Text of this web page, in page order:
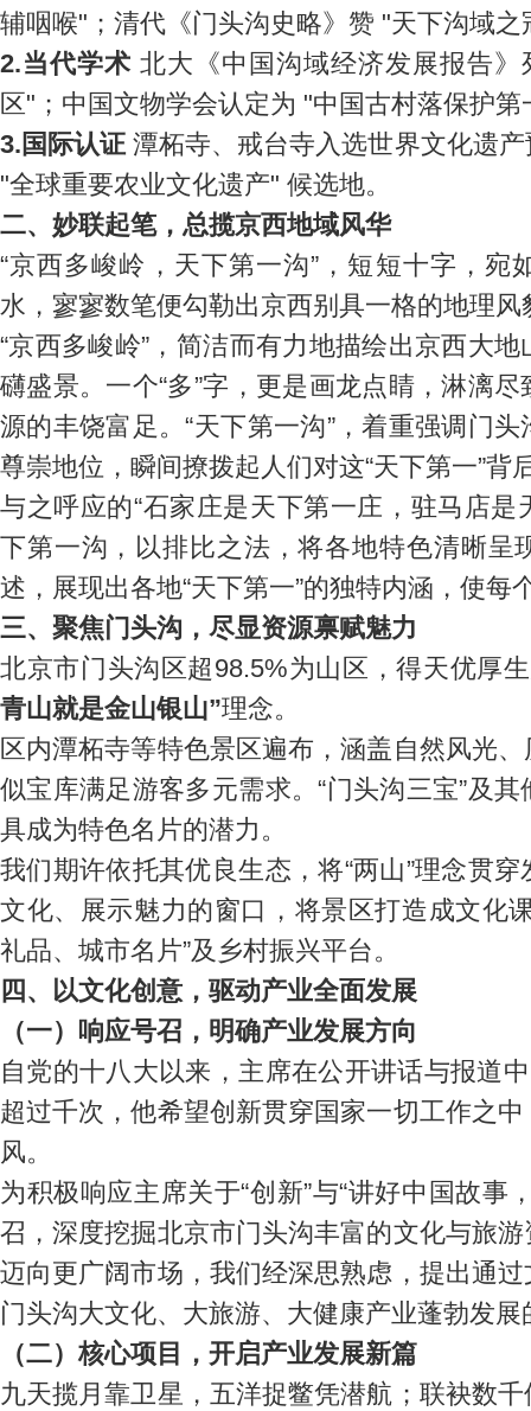
辅咽喉"；清代《门头沟史略》赞 "天下沟域之
2.当代学术 北大《中国沟域经济发展报告
区"；中国文物学会认定为 "中国古村落保护第
3.国际认证潭柘寺、戒台寺入选世界文化遗
"全球重要农业文化遗产" 候选地。
二、妙联起笔，总揽京西地域风华
“京西多峻岭，天下第一沟”，短短十字，宛
水，寥寥数笔便勾勒出京西别具一格的地理风
“京西多峻岭”，简洁而有力地描绘出京西大
礴盛景。一个“多”字，更是画龙点睛，淋漓
源的丰饶富足。“天下第一沟”，着重强调门
尊崇地位，瞬间撩拨起人们对这“天下第一”背
与之呼应的“石家庄是天下第一庄，驻马店
下第一沟，以排比之法，将各地特色清晰呈
述，展现出各地“天下第一”的独特内涵，使每
三、聚焦门头沟，尽显资源禀赋魅力
北京市门头沟区超98.5%为山区，得天优厚
青山就是金山银山”理念。
区内潭柘寺等特色景区遍布，涵盖自然风光
似宝库满足游客多元需求。“门头沟三宝”及
具成为特色名片的潜力。
我们期许依托其优良生态，将“两山”理念贯
文化、展示魅力的窗口，将景区打造成文化
礼品、城市名片”及乡村振兴平台。
四、以文化创意，驱动产业全面发展
（一）响应号召，明确产业发展方向
自党的十八大以来，主席在公开讲话与报道
超过千次，他希望创新贯穿国家一切工作之
风。
为积极响应主席关于“创新”与“讲好中国故事
召，深度挖掘北京市门头沟丰富的文化与旅
迈向更广阔市场，我们经深思熟虑，提出通
门头沟大文化、大旅游、大健康产业蓬勃发
（二）核心项目，开启产业发展新篇
九天揽月靠卫星，五洋捉鳖凭潜航；联袂数